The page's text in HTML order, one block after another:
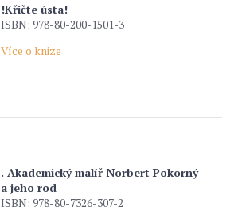
!Křičte ústa!
ISBN: 978-80-200-1501-3
Více o knize
. Akademický malíř Norbert Pokorný
a jeho rod
ISBN: 978-80-7326-307-2